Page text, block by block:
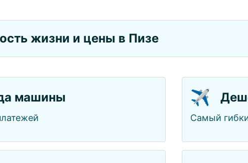
жизни и цены в Пизе
машины ✈️
Самый